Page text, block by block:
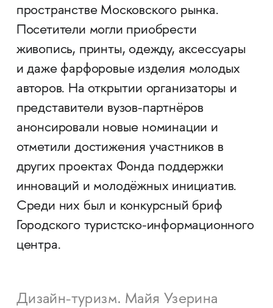
пространстве Московского рынка.
Посетители могли приобрести
живопись, принты, одежду, аксессуары
и даже фарфоровые изделия молодых
авторов. На открытии организаторы и
представители вузов-партнёров
анонсировали новые номинации и
отметили достижения участников в
других проектах Фонда поддержки
инноваций и молодёжных инициатив.
Среди них был и конкурсный бриф
Городского туристско-информационного
центра.
Дизайн-туризм. Майя Узерина